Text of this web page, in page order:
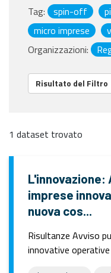
Tag: spin-off
micro imprese
Organizzazioni:
Risultato del Filtro
1 dataset trovato
imprese
nuova cos...
Risultanze Avviso
innovative